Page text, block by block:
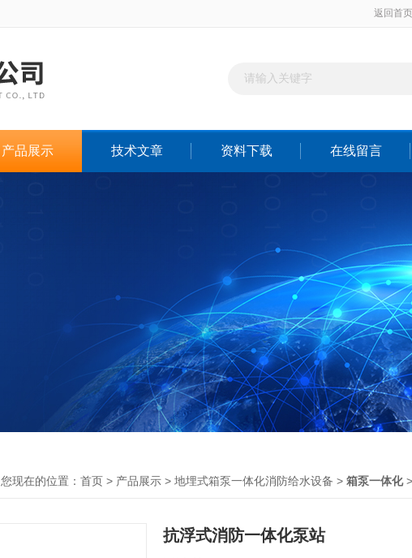
返回首页
产品展示 技术文章 资料下载 在线留言
您现在的位置： 首页 > 产品展示 > 地埋式箱泵一体化消防给水设备 > 箱泵一体化>
抗浮式消防一体化泵站